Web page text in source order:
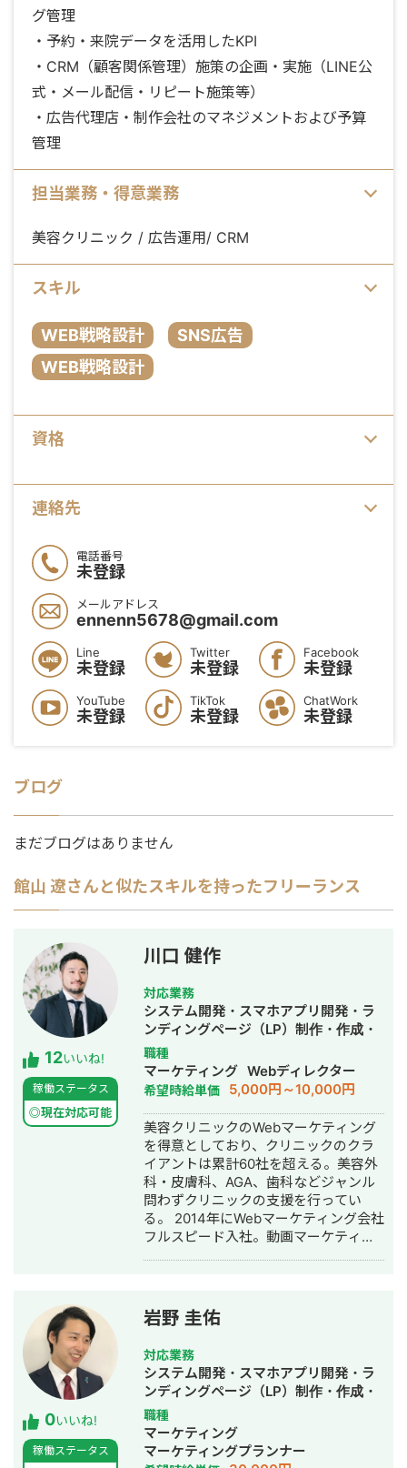
グ管理
・予約・来院データを活用したKPI
・CRM（顧客関係管理）施策の企画・実施（LINE公
式・メール配信・リピート施策等）
・広告代理店・制作会社のマネジメントおよび予算
管理
担当業務・得意業務
美容クリニック / 広告運用/ CRM
スキル
WEB戦略設計
SNS広告
WEB戦略設計
資格
連絡先
電話番号
未登録
メールアドレス
ennenn5678@gmail.com
Line
未登録
Twitter
未登録
Facebook
未登録
YouTube
未登録
TikTok
未登録
ChatWork
未登録
ブログ
まだブログはありません
館山 遼さんと似たスキルを持ったフリーランス
12いいね!
稼働ステータス
◎現在対応可能
川口 健作
対応業務
システム開発・スマホアプリ開発・ラ
ンディングページ（LP）制作・作成・
Youtubeチャンネル運営代行・立ち上
げ・ECサイト構築・ネットショップ作
成代行・SEO対策・新規事業立上・
SNS運用代行・記事作成代行・ライテ
ィング・ホームページ制作・作成・バ
ナー制作・デザイン・ロゴデザイン・
作成・リスティング広告運用代行・オ
ウンドメディア制作・構築・運用代
行・動画制作・動画編集・営業代行
職種
マーケティング Webディレクター
希望時給単価 5,000円～10,000円
美容クリニックのWebマーケティング
を得意としており、クリニックのクラ
イアントは累計60社を超える。美容外
科・皮膚科、AGA、歯科などジャンル
問わずクリニックの支援を行ってい
る。 2014年にWebマーケティング会社
フルスピード入社。動画マーケティン
独立。 独立後はフリーランスとなり、
フロントエンドエンジニア兼総合Web
マーケターとして活動。現在はWebコ
ンサルティング会社を創設し、法人と
してStockSunに参画。
0いいね!
稼働ステータス
岩野 圭佑
対応業務
システム開発・スマホアプリ開発・ラ
ンディングページ（LP）制作・作成・
Youtubeチャンネル運営代行・立ち上
げ・ECサイト構築・ネットショップ作
成代行・SEO対策・新規事業立上・
SNS運用代行・ホームページ制作・作
職種
マーケティング
マーケティングプランナー